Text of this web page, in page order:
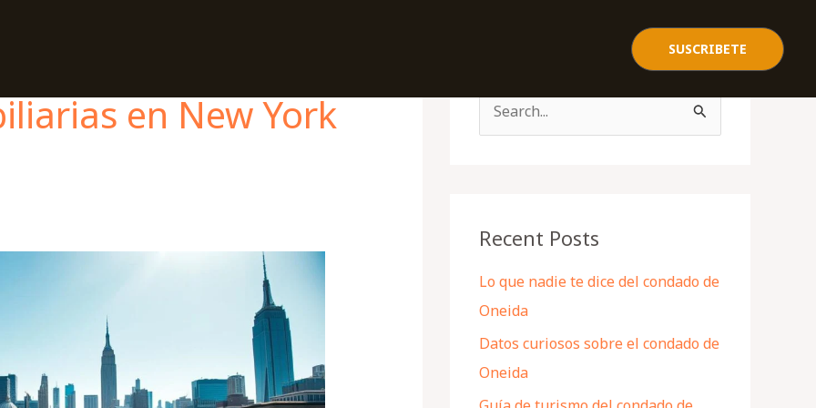
SUSCRIBETE
en New York
c
f
o
r
:
Recent Posts
Lo que nadie te dice del condado de
Oneida
Datos curiosos sobre el condado de
Oneida